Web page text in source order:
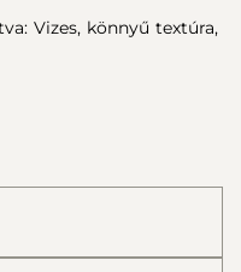
Vizes, könnyű textúra,